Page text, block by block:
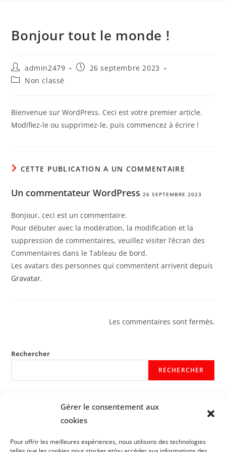
Gérer le consentement aux
cookies
Pour offrir les meilleures expériences, nous utilisons des technologies
Bonjour tout le monde !
admin2479
26 septembre 2023
Non classé
Bienvenue sur WordPress. Ceci est votre premier article.
Modifiez-le ou supprimez-le, puis commencez à écrire !
CETTE PUBLICATION A UN COMMENTAIRE
Un commentateur WordPress 26 SEPTEMBRE 2023
Bonjour, ceci est un commentaire.
Pour débuter avec la modération, la modification et la
suppression de commentaires, veuillez visiter l’écran des
Commentaires dans le Tableau de bord.
Les avatars des personnes qui commentent arrivent depuis
Gravatar.
Les commentaires sont fermés.
Rechercher
RECHERCHER